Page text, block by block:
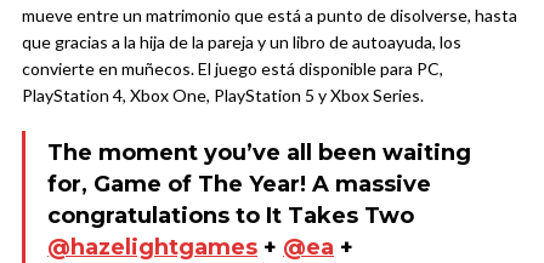
mueve entre un matrimonio que está a punto de disolverse, hasta
que gracias a la hija de la pareja y un libro de autoayuda, los
convierte en muñecos. El juego está disponible para PC,
PlayStation 4, Xbox One, PlayStation 5 y Xbox Series.
The moment you’ve all been waiting
for, Game of The Year! A massive
congratulations to It Takes Two
@hazelightgames + @ea + ​​